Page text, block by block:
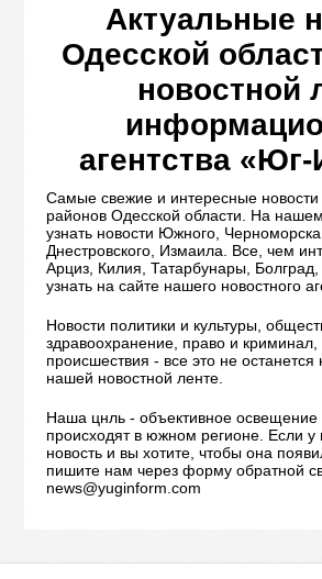
Актуальные
Одесской
новостной
агентства
Самые свежие и интересные
районов Одесской области. На
узнать новости Южного,
Днестровского, Измаила. Все, чем
Арциз, Килия, Татарбунары,
узнать на сайте нашего новостного
Новости политики и культуры,
здравоохранение, право и криминал,
происшествия - все это не
нашей новостной ленте.
Наша цнль - объективное освещение
происходят в южном регионе. Если у
новость и вы хотите, чтобы она
пишите нам через форму обратной
news@yuginform.com